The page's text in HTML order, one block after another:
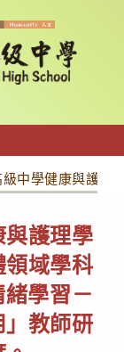
級中學健康與護理
與護理學
領域學科
學習－
教師研